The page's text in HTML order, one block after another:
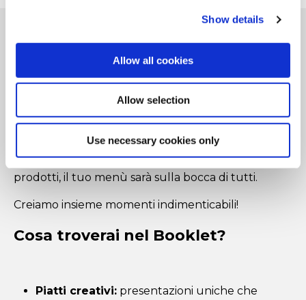
Show details
Allow all cookies
Allow selection
Use necessary cookies only
Trasforma il tuo menù per le
grandi occasioni!
Fai del tuo ristorante la meta preferita per le
prossime feste. Con i nostri esperti e i nostri gustosi
prodotti, il tuo menù sarà sulla bocca di tutti.
Creiamo insieme momenti indimenticabili!
Cosa troverai nel Booklet?
Piatti creativi: presentazioni uniche che